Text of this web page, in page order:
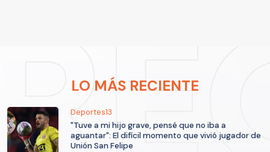
LO MÁS RECIENTE
Deportes13
"Tuve a mi hijo grave, pensé que no iba a
aguantar": El difícil momento que vivió jugador de
Unión San Felipe